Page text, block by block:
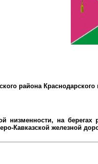
района
низменности, на
Кавказской железной